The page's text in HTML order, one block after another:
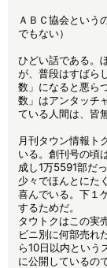
ＡＢＣ協会という
でもない）
ひどい話である。
が、普段はすばら
数」になると悪ら
数」はアンタッチ
ている人間は、皆
月刊タウン情報ト
いる。創刊号の頃
成し1万5591部だ
少々でほんとにた
喜んでいる。下１
するためだ。
タウトクはこの実
ビニ別に何部売れ
ら10日以内という
に公開しているの